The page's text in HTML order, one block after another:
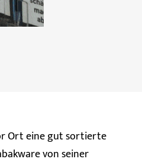
Ort eine gut sortierte
von seiner